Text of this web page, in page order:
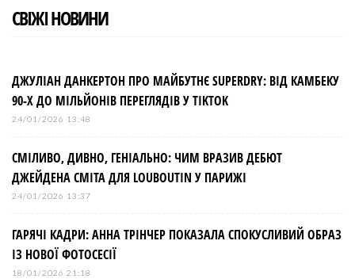
СВІЖІ НОВИНИ
ДЖУЛІАН ДАНКЕРТОН ПРО МАЙБУТНЄ SUPERDRY: ВІД КАМБЕКУ
90-Х ДО МІЛЬЙОНІВ ПЕРЕГЛЯДІВ У TIKTOK
24/01/2026 13:48
СМІЛИВО, ДИВНО, ГЕНІАЛЬНО: ЧИМ ВРАЗИВ ДЕБЮТ
ДЖЕЙДЕНА СМІТА ДЛЯ LOUBOUTIN У ПАРИЖІ
24/01/2026 13:37
ГАРЯЧІ КАДРИ: АННА ТРІНЧЕР ПОКАЗАЛА СПОКУСЛИВИЙ ОБРАЗ
ІЗ НОВОЇ ФОТОСЕСІЇ
18/01/2026 21:18